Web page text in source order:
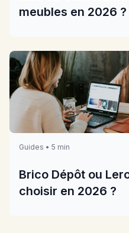
meubles en 2026 ?
Guides • 5 min
Brico Dépôt ou
choisir en 2026 ?